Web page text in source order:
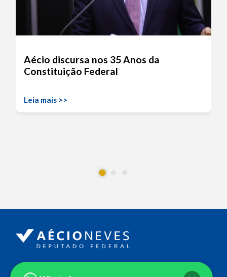
Aécio discursa nos 35 Anos da
Constituição Federal
Leia mais >>
Endereço